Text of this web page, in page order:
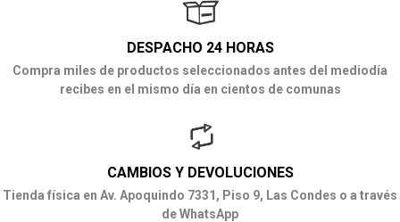
DESPACHO 24 HORAS
Compra miles de productos seleccionados antes del mediodía
recibes en el mismo día en cientos de comunas
CAMBIOS Y DEVOLUCIONES
Tienda física en Av. Apoquindo 7331, Piso 9, Las Condes o a través
de WhatsApp